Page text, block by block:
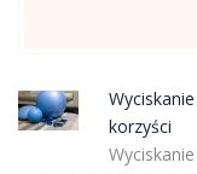
korzyści